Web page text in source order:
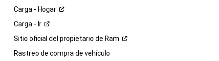
Carga - Hogar
Carga - Ir
Sitio oficial del propietario de Ram
Rastreo de compra de vehículo